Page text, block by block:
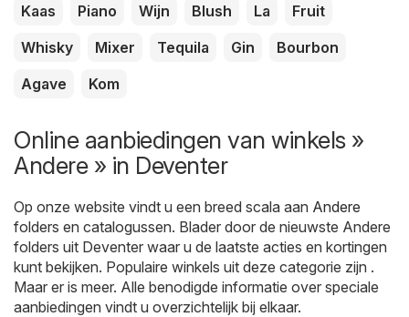
Kaas Piano Wijn Blush La
Fruit
Whisky
Mixer Tequila Gin
Bourbon
Agave
Kom
Online aanbiedingen van winkels »
Andere » in Deventer
Op onze website vindt u een breed scala aan Andere
folders en catalogussen. Blader door de nieuwste Andere
folders uit Deventer waar u de laatste acties en kortingen
kunt bekijken. Populaire winkels uit deze categorie zijn .
Maar er is meer. Alle benodigde informatie over speciale
aanbiedingen vindt u overzichtelijk bij elkaar.